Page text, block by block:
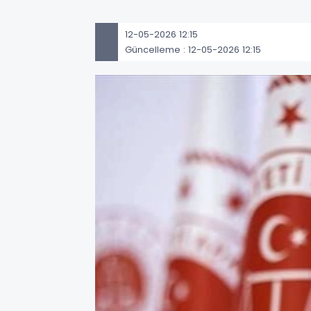
12-05-2026 12:15
Güncelleme : 12-05-2026 12:15